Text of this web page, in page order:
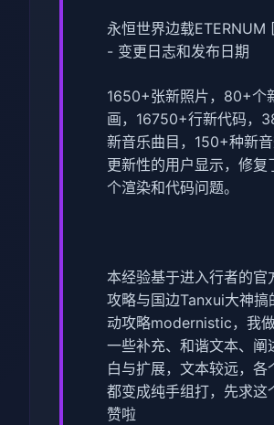
永恒世界边载ETERNUM
- 变更日志和发布日期
1650+张新照片，80+个
画，16750+行新代码，
新音乐曲目，150+种新音
更新性的用户显示，修复
个渲染和代码问题。
本经验基于进入行者的官
攻略与国边Tanxui大神搞
动攻略modernistic，我
一些补充、和谐文本、阐
白与扩展，文本较远，各
都变成纯手组打，先求这
赞啦